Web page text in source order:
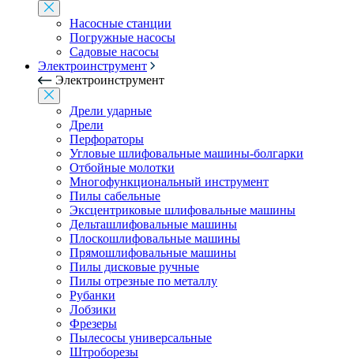
Насосные станции
Погружные насосы
Садовые насосы
Электроинструмент
Электроинструмент
Дрели ударные
Дрели
Перфораторы
Угловые шлифовальные машины-болгарки
Отбойные молотки
Многофункциональный инструмент
Пилы сабельные
Эксцентриковые шлифовальные машины
Дельташлифовальные машины
Плоскошлифовальные машины
Прямошлифовальные машины
Пилы дисковые ручные
Пилы отрезные по металлу
Рубанки
Лобзики
Фрезеры
Пылесосы универсальные
Штроборезы